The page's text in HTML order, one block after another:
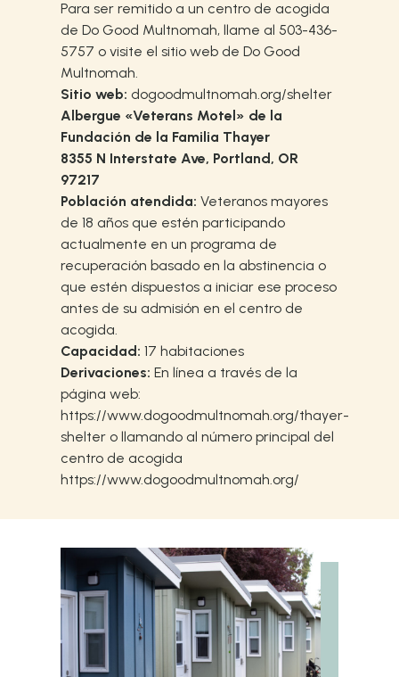
Para ser remitido a un centro de acogida
de Do Good Multnomah, llame al 503-436-
5757 o visite el sitio web de Do Good
Multnomah.
Sitio web: dogoodmultnomah.org/shelter
Albergue «Veterans Motel» de la
Fundación de la Familia Thayer
8355 N Interstate Ave, Portland, OR
97217
Población atendida: Veteranos mayores
de 18 años que estén participando
actualmente en un programa de
recuperación basado en la abstinencia o
que estén dispuestos a iniciar ese proceso
antes de su admisión en el centro de
acogida.
Capacidad: 17 habitaciones
Derivaciones: En línea a través de la
página web:
https://www.dogoodmultnomah.org/thayer-
shelter o llamando al número principal del
centro de acogida
https://www.dogoodmultnomah.org/